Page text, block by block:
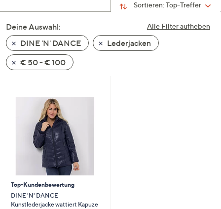
und
nach
unten
oder
wischen
Touch-
diese
anzuzeigen.
Sortieren:Top-Treffer
Alle Filter aufheben
Deine Auswahl:
DINE 'N' DANCE
Lederjacken
€ 50 - € 100
Top-Kundenbewertung
DINE 'N' DANCE
Kunstlederjacke wattiert Kapuze